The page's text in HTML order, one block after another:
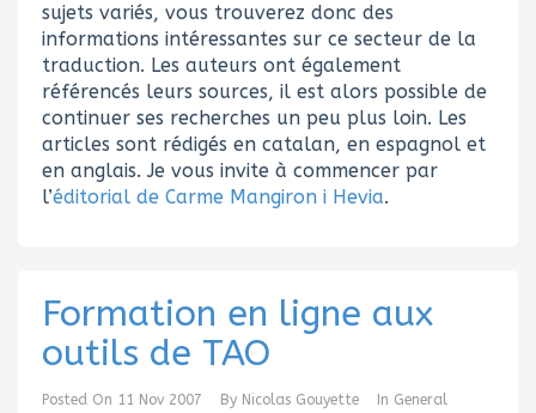
sujets variés, vous trouverez donc des
informations intéressantes sur ce secteur de la
traduction. Les auteurs ont également
référencés leurs sources, il est alors possible de
continuer ses recherches un peu plus loin. Les
articles sont rédigés en catalan, en espagnol et
en anglais. Je vous invite à commencer par
l’éditorial de Carme Mangiron i Hevia.
Formation en ligne aux
outils de TAO
Posted On 11 Nov 2007 By Nicolas Gouyette In General